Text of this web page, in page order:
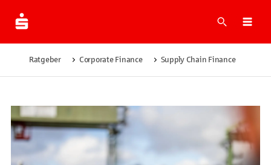
Suche
Ratgeber Corporate Finance Supply Chain Finance